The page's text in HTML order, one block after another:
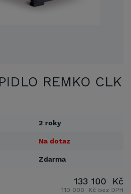
REMKO CLK
2 roky
Na dotaz
Zdarma
133 100 Kč
110 000 Kč bez DPH